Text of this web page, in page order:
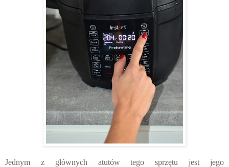
Jednym z głównych atutów tego sprzętu jest jego